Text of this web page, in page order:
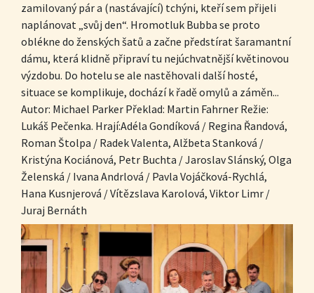
zamilovaný pár a (nastávající) tchýni, kteří sem přijeli
naplánovat „svůj den“. Hromotluk Bubba se proto
oblékne do ženských šatů a začne předstírat šaramantní
dámu, která klidně připraví tu nejúchvatnější květinovou
výzdobu. Do hotelu se ale nastěhovali další hosté,
situace se komplikuje, dochází k řadě omylů a záměn...
Autor: Michael Parker Překlad: Martin Fahrner Režie:
Lukáš Pečenka. Hrají:Adéla Gondíková / Regina Řandová,
Roman Štolpa / Radek Valenta, Alžbeta Stanková /
Kristýna Kociánová, Petr Buchta / Jaroslav Slánský, Olga
Želenská / Ivana Andrlová / Pavla Vojáčková-Rychlá,
Hana Kusnjerová / Vítězslava Karolová, Viktor Limr /
Juraj Bernáth